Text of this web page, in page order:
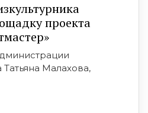
проекта
Малахова,